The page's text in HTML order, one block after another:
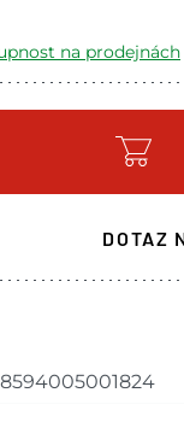
na prodejnách
DOTAZ
8594005001824